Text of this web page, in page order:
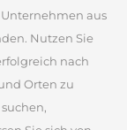
aus
Nutzen Sie
nach
Orten zu